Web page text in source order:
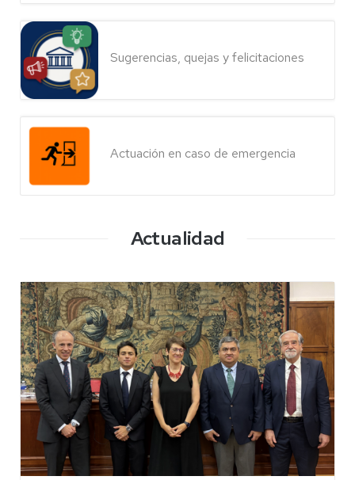
Sugerencias, quejas y felicitaciones
Actuación en caso de emergencia
Actualidad